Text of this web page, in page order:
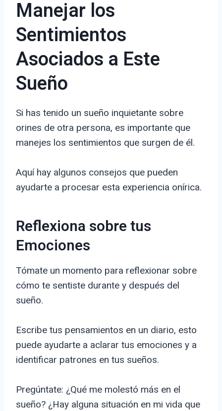
Manejar los
Sentimientos
Asociados a Este
Sueño
Si has tenido un sueño inquietante sobre
orines de otra persona, es importante que
manejes los sentimientos que surgen de él.
Aquí hay algunos consejos que pueden
ayudarte a procesar esta experiencia onírica.
Reflexiona sobre tus
Emociones
Tómate un momento para reflexionar sobre
cómo te sentiste durante y después del
sueño.
Escribe tus pensamientos en un diario, esto
puede ayudarte a aclarar tus emociones y a
identificar patrones en tus sueños.
Pregúntate: ¿Qué me molestó más en el
sueño? ¿Hay alguna situación en mi vida que